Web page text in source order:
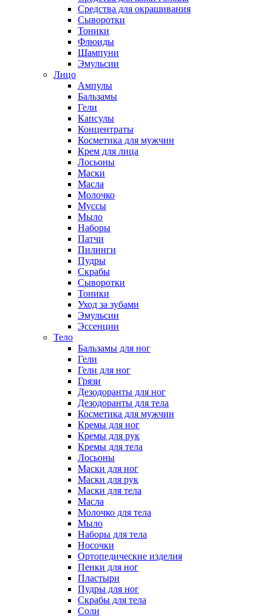
Средства для окрашивания
Сыворотки
Тоники
Флюиды
Шампуни
Эмульсии
Лицо
Ампулы
Бальзамы
Гели
Капсулы
Концентраты
Косметика для мужчин
Крем для лица
Лосьоны
Маски
Масла
Молочко
Муссы
Мыло
Наборы
Патчи
Пилинги
Пудры
Скрабы
Сыворотки
Тоники
Уход за зубами
Эмульсии
Эссенции
Тело
Бальзамы для ног
Гели
Гели для ног
Грязи
Дезодоранты для ног
Дезодоранты для тела
Косметика для мужчин
Кремы для ног
Кремы для рук
Кремы для тела
Лосьоны
Маски для ног
Маски для рук
Маски для тела
Масла
Молочко для тела
Мыло
Наборы для тела
Носочки
Ортопедические изделия
Пенки для ног
Пластыри
Пудры для ног
Скрабы для тела
Соли